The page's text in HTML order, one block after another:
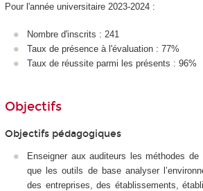
Pour l'année universitaire 2023-2024 :
Nombre d'inscrits : 241
Taux de présence à l'évaluation : 77%
Taux de réussite parmi les présents : 96%
Objectifs
Objectifs pédagogiques
Enseigner aux auditeurs les méthodes de
que les outils de base analyser
des entreprises, des établissements,